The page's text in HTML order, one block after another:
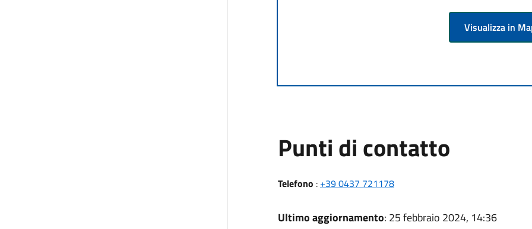
Visualizza in
Punti di contatto
Telefono : +39 0437 721178
Ultimo aggiornamento: 25 febbraio 2024, 14:36